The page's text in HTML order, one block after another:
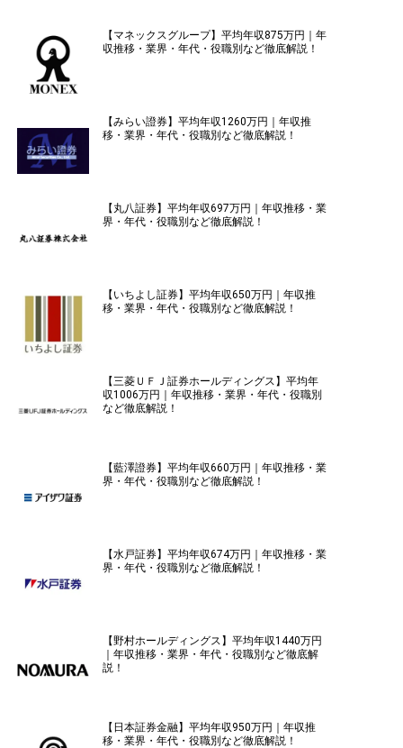
【マネックスグループ】平均年収875万円｜年
収推移・業界・年代・役職別など徹底解説！
【みらい證券】平均年収1260万円｜年収推
移・業界・年代・役職別など徹底解説！
【丸八証券】平均年収697万円｜年収推移・業
界・年代・役職別など徹底解説！
【いちよし証券】平均年収650万円｜年収推
移・業界・年代・役職別など徹底解説！
【三菱ＵＦＪ証券ホールディングス】平均年
収1006万円｜年収推移・業界・年代・役職別
など徹底解説！
【藍澤證券】平均年収660万円｜年収推移・業
界・年代・役職別など徹底解説！
【水戸証券】平均年収674万円｜年収推移・業
界・年代・役職別など徹底解説！
【野村ホールディングス】平均年収1440万円
｜年収推移・業界・年代・役職別など徹底解
説！
【日本証券金融】平均年収950万円｜年収推
移・業界・年代・役職別など徹底解説！